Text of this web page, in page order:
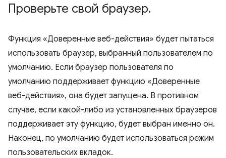
Проверьте свой браузер.
Функция «Доверенные веб-действия» будет пытаться
использовать браузер, выбранный пользователем по
умолчанию. Если браузер пользователя по
умолчанию поддерживает функцию «Доверенные
веб-действия», она будет запущена. В противном
случае, если какой-либо из установленных браузеров
поддерживает эту функцию, будет выбран именно он.
Наконец, по умолчанию будет использоваться режим
пользовательских вкладок.